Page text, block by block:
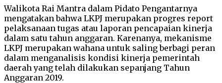
Walikota Rai Mantra dalam Pidato Pengantarnya
mengatakan bahwa LKPJ merupakan progres report
pelaksanaan tugas atau laporan pencapaian kinerja
dalam satu tahun anggaran. Karenanya, mekanisme
LKPJ merupakan wahana untuk saling berbagi peran
dalam menganalisis kondisi kinerja pemerintah
daerah yang telah dilakukan sepanjang Tahun
Anggaran 2019.